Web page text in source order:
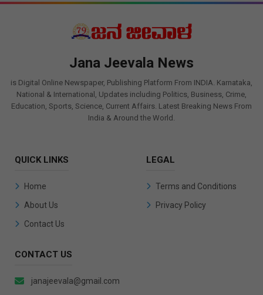
Jana Jeevala News
is Digital Online Newspaper, Publishing Platform From INDIA. Karnataka,
National & International, Updates including Politics, Business, Crime,
Education, Sports, Science, Current Affairs. Latest Breaking News From
India & Around the World.
QUICK LINKS
Home
About Us
Contact Us
LEGAL
Terms and Conditions
Privacy Policy
CONTACT US
janajeevala@gmail.com